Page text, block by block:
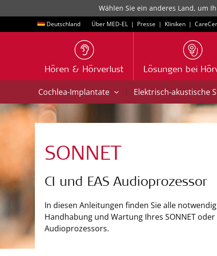
Wählen Sie ein anderes Land, um
Deutschland Über MED-EL | Presse | Kliniken |
Hören & Hörverlust Lösungen bei
Cochlea-Implantate | Elektrisch-akustische
SONNET
CI und EAS Audioprozessor
In diesen Anleitungen finden Sie alle
Handhabung und Wartung Ihres SONNET oder
Audioprozessors.